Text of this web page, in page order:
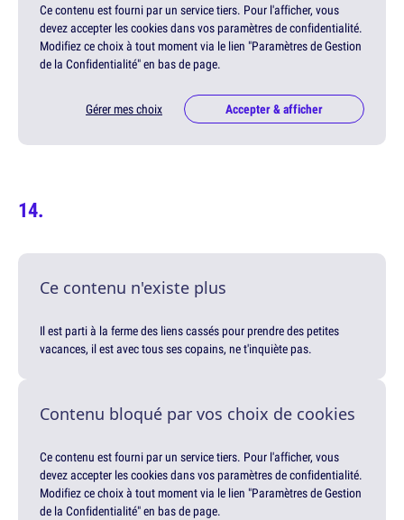
Ce contenu est fourni par un service tiers. Pour l'afficher, vous
devez accepter les cookies dans vos paramètres de confidentialité.
Modifiez ce choix à tout moment via le lien "Paramètres de Gestion
de la Confidentialité" en bas de page.
Gérer mes choix Accepter & afficher
Ce contenu n'existe plus
Il est parti à la ferme des liens cassés pour prendre des petites
vacances, il est avec tous ses copains, ne t'inquiète pas.
Contenu bloqué par vos choix de cookies
Ce contenu est fourni par un service tiers. Pour l'afficher, vous
devez accepter les cookies dans vos paramètres de confidentialité.
Modifiez ce choix à tout moment via le lien "Paramètres de Gestion
de la Confidentialité" en bas de page.